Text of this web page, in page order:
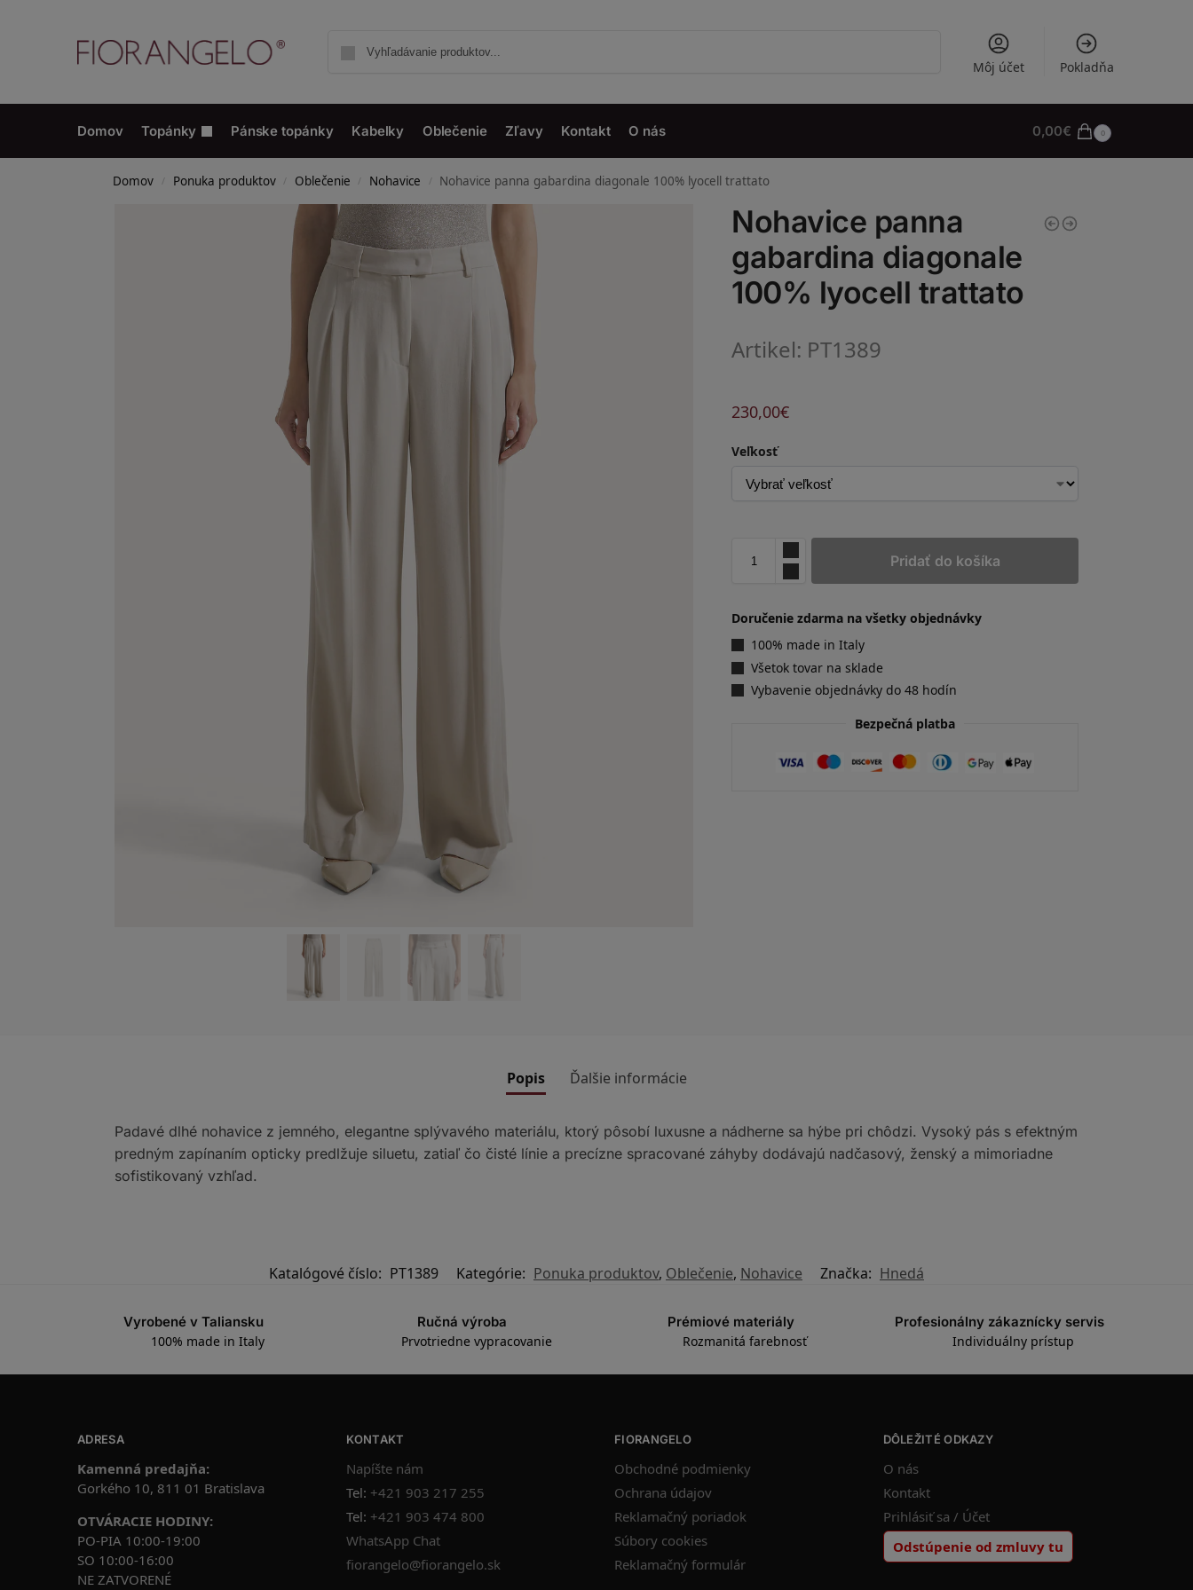
Môj účet Pokladňa
Domov Topánky Pánske topánky Kabelky Oblečenie Zľavy Kontakt O nás 0,00€ 0
Domov / Ponuka produktov / Oblečenie / Nohavice / Nohavice panna gabardina diagonale 100% lyocell trattato
Nohavice panna
gabardina diagonale
100% lyocell trattato
Artikel: PT1389
230,00€
Veľkosť
Pridať do košíka
Doručenie zdarma na všetky objednávky
100% made in Italy
Všetok tovar na sklade
Vybavenie objednávky do 48 hodín
Bezpečná platba
Popis Ďalšie informácie
Padavé dlhé nohavice z jemného, elegantne splývavého materiálu, ktorý pôsobí luxusne a nádherne sa hýbe pri chôdzi. Vysoký pás s efektným
predným zapínaním opticky predlžuje siluetu, zatiaľ čo čisté línie a precízne spracované záhyby dodávajú nadčasový, ženský a mimoriadne
sofistikovaný vzhľad.
Katalógové číslo: PT1389 Kategórie: Ponuka produktov, Oblečenie, Nohavice Značka: Hnedá
Vyrobené v Taliansku
100% made in Italy
Ručná výroba
Prvotriedne vypracovanie
Prémiové materiály
Rozmanitá farebnosť
Profesionálny zákaznícky servis
Individuálny prístup
ADRESA
Kamenná predajňa:
Gorkého 10, 811 01 Bratislava
OTVÁRACIE HODINY:
PO-PIA 10:00-19:00
SO 10:00-16:00
NE ZATVORENÉ
KONTAKT
Napíšte nám
Tel: +421 903 217 255
Tel: +421 903 474 800
WhatsApp Chat
fiorangelo@fiorangelo.sk
FIORANGELO
Obchodné podmienky
Ochrana údajov
Reklamačný poriadok
Súbory cookies
Reklamačný formulár
DÔLEŽITÉ ODKAZY
O nás
Kontakt
Prihlásiť sa / Účet
Odstúpenie od zmluvy tu